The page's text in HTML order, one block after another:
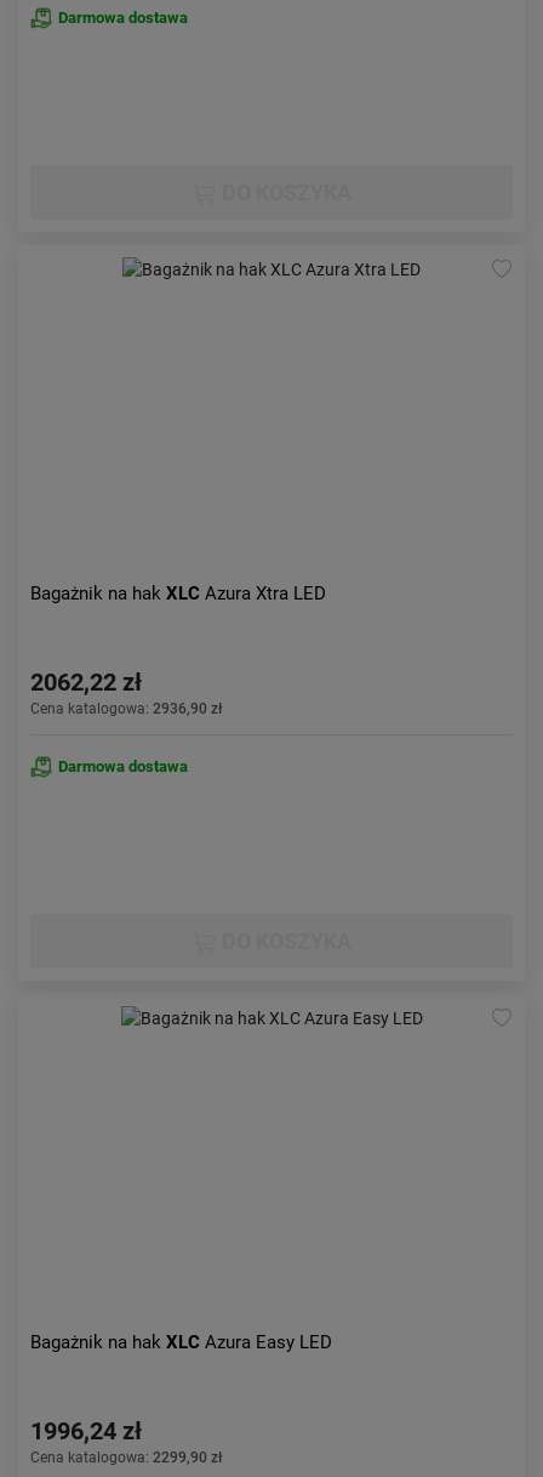
Darmowa dostawa
Bagażnik na hak XLC Azura Xtra LED
2062,22 zł
Cena katalogowa: 2936,90 zł
Darmowa dostawa
Bagażnik na hak XLC Azura Easy LED
1996,24 zł
Cena katalogowa: 2299,90 zł